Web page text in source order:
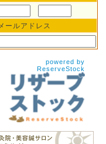
メールアドレス
powered by
ReserveStock